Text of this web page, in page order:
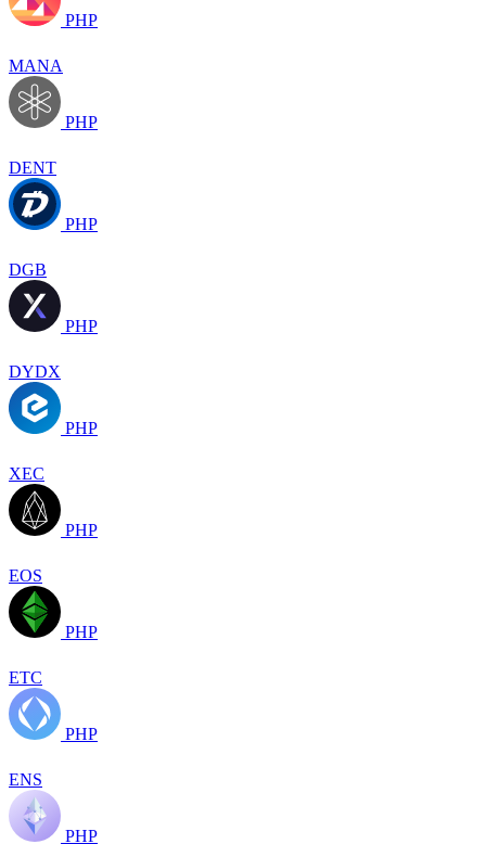
PHP
MANA
PHP
DENT
PHP
DGB
PHP
DYDX
PHP
XEC
PHP
EOS
PHP
ETC
PHP
ENS
PHP